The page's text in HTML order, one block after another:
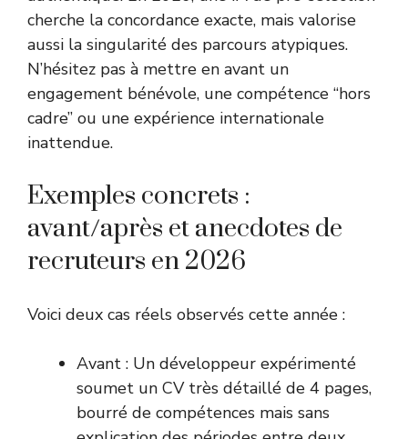
cherche la concordance exacte, mais valorise
aussi la singularité des parcours atypiques.
N’hésitez pas à mettre en avant un
engagement bénévole, une compétence “hors
cadre” ou une expérience internationale
inattendue.
Exemples concrets :
avant/après et anecdotes de
recruteurs en 2026
Voici deux cas réels observés cette année :
Avant : Un développeur expérimenté
soumet un CV très détaillé de 4 pages,
bourré de compétences mais sans